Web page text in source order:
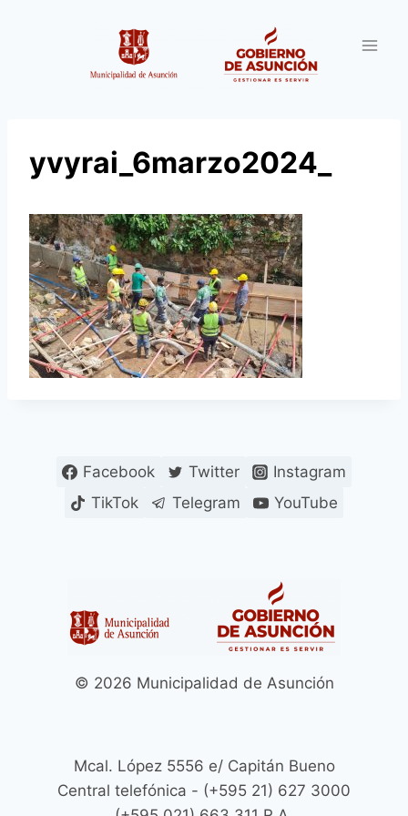
yvyrai_6marzo2024_
Facebook Twitter
Instagram
TikTok
Telegram YouTube
© 2026 Municipalidad de Asunción
Mcal. López 5556 e/ Capitán Bueno
Central telefónica - (+595 21) 627 3000